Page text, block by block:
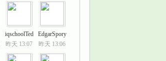
iqschoolTed
昨天 13:07
EdgarSpory
昨天 13:06